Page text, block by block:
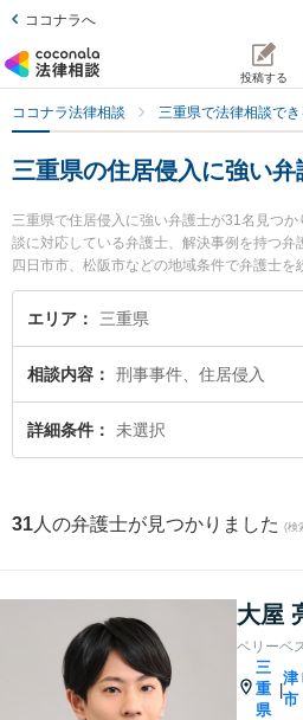
ココナラへ
投稿する
ココナラ法律相談 三重県で法律相談で
三重県の住居侵入に強い弁
三重県で住居侵入に強い弁護士が31名見つ
談に対応している弁護士、解決事例を持つ
四日市市、松阪市などの地域条件で弁護士
る加害者側や少年事件、再犯・前科あり等
き便利です。特にベリーベスト法律事務所
や夜間に発生した住居侵入のトラブルを今す
侵入のトラブル解決の実績豊富な近くの弁
で住居侵入を法律相談できる三重県内の弁護
エリア 三重県
相談内容 刑事事件、住居侵入
詳細条件 未選択
31 人の弁護士が見つかりました (検
大屋
ベリーベ
三
重
県
|
津
市